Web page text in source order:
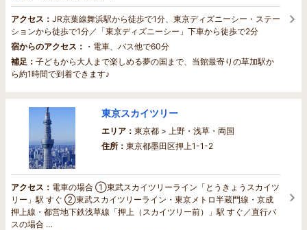
アクセス： JR京葉線舞浜駅から徒歩で1分、東京ディズニーシー・ステー
ションから徒歩で1分／「東京ディズニーシー」下車から徒歩で2分
宿からのアクセス： ・電車、バス他で60分
補足： 子どもから大人まで楽しめる夢の国まで、当館最寄りの草加駅か
ら約1時間で到着できます♪
東京スカイツリー
エリア： 東京都 > 上野・浅草・両国
住所： 東京都墨田区押上1-1-2
アクセス： 電車の場合 ①東武スカイツリーライン「とうきょうスカイツ
リー」駅 すぐ ②東武スカイツリーライン・東京メトロ半蔵門線・京成
押上線・都営地下鉄浅草線「押上（スカイツリー前）」駅 すぐ／直行バ
スの場合 …